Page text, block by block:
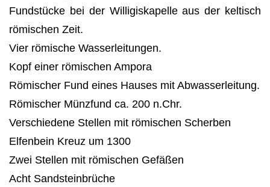
Fundstücke bei der Willigiskapelle aus der keltisch
römischen Zeit.
Vier römische Wasserleitungen.
Kopf einer römischen Ampora
Römischer Fund eines Hauses mit Abwasserleitung.
Römischer Münzfund ca. 200 n.Chr.
Verschiedene Stellen mit römischen Scherben
Elfenbein Kreuz um 1300
Zwei Stellen mit römischen Gefäßen
Acht Sandsteinbrüche